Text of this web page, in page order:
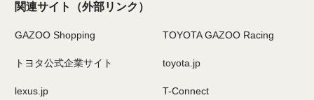
関連サイト （外部リンク）
GAZOO Shopping TOYOTA GAZOO Racing
トヨタ公式企業サイト toyota.jp
lexus.jp T-Connect